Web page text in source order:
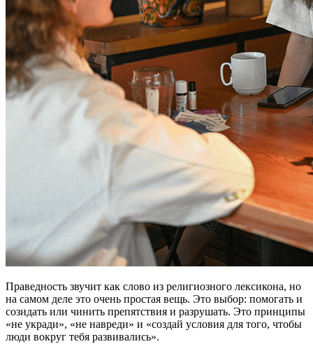
Праведность звучит как слово из религиозного лексикона, но
на самом деле это очень простая вещь. Это выбор: помогать и
созидать или чинить препятствия и разрушать. Это принципы
«не укради», «не навреди» и «создай условия для того, чтобы
люди вокруг тебя развивались».